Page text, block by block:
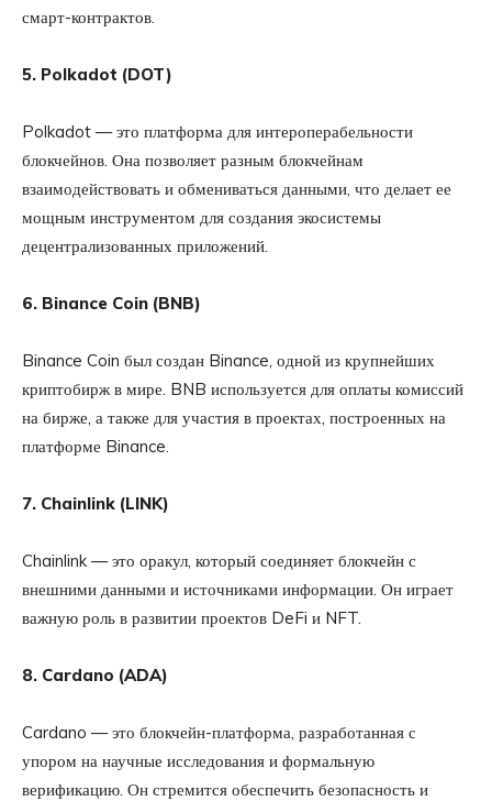
смарт-контрактов.
5. Polkadot (DOT)
Polkadot — это платформа для интероперабельности
блокчейнов. Она позволяет разным блокчейнам
взаимодействовать и обмениваться данными, что делает ее
мощным инструментом для создания экосистемы
децентрализованных приложений.
6. Binance Coin (BNB)
Binance Coin был создан Binance, одной из крупнейших
криптобирж в мире. BNB используется для оплаты комиссий
на бирже, а также для участия в проектах, построенных на
платформе Binance.
7. Chainlink (LINK)
Chainlink — это оракул, который соединяет блокчейн с
внешними данными и источниками информации. Он играет
важную роль в развитии проектов DeFi и NFT.
8. Cardano (ADA)
Cardano — это блокчейн-платформа, разработанная с
упором на научные исследования и формальную
верификацию. Он стремится обеспечить безопасность и